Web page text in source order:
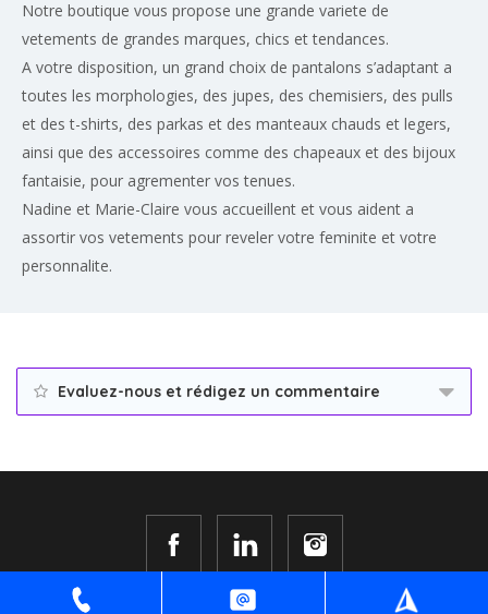
Notre boutique vous propose une grande variete de
vetements de grandes marques, chics et tendances.
A votre disposition, un grand choix de pantalons s’adaptant a
toutes les morphologies, des jupes, des chemisiers, des pulls
et des t-shirts, des parkas et des manteaux chauds et legers,
ainsi que des accessoires comme des chapeaux et des bijoux
fantaisie, pour agrementer vos tenues.
Nadine et Marie-Claire vous accueillent et vous aident a
assortir vos vetements pour reveler votre feminite et votre
personnalite.
Evaluez-nous et rédigez un commentaire